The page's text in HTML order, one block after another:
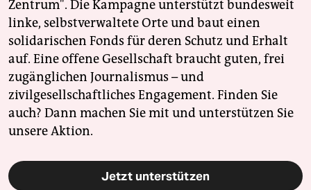
Zentrum". Die Kampagne unterstützt bundesweit
linke, selbstverwaltete Orte und baut einen
solidarischen Fonds für deren Schutz und Erhalt
auf. Eine offene Gesellschaft braucht guten, frei
zugänglichen Journalismus – und
zivilgesellschaftliches Engagement. Finden Sie
auch? Dann machen Sie mit und unterstützen Sie
unsere Aktion.
Jetzt unterstützen